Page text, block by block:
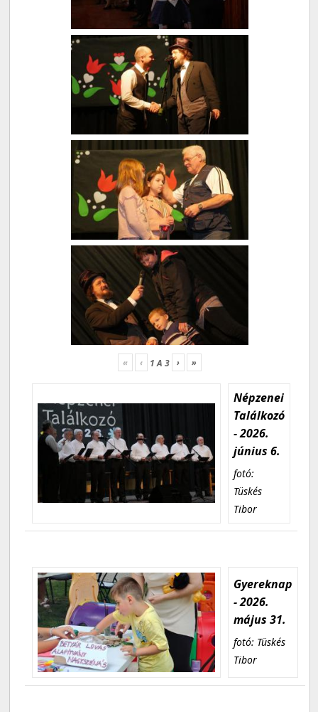
« ‹ 1A 3 › »
Népzenei
Találkozó
- 2026.
június 6.
fotó:
Tüskés
Tibor
Gyereknap
- 2026.
május 31.
fotó: Tüskés
Tibor